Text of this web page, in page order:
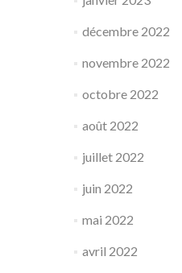
décembre 2022
novembre 2022
octobre 2022
août 2022
juillet 2022
juin 2022
mai 2022
avril 2022